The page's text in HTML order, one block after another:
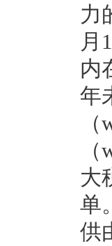
力
月
内
年
大
单
供